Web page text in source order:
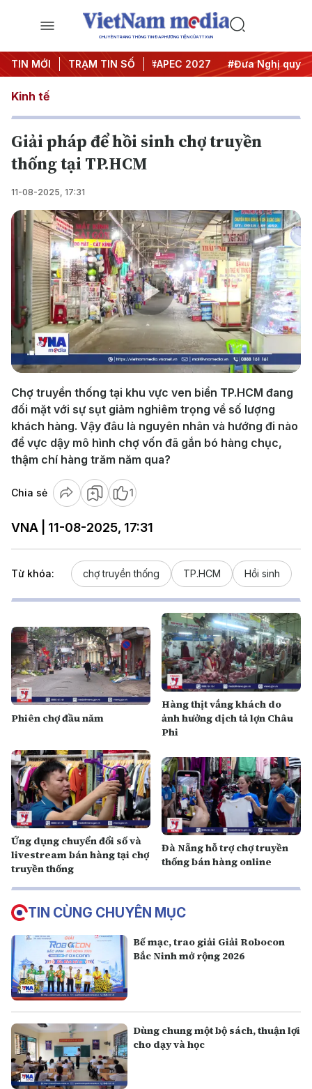
CHUYÊN TRANG THÔNG TIN ĐA PHƯƠNG TIỆN CỦA TTXVN
TIN MỚI TRẠM TIN SỐ
#Hội nghị Trung ương 3 #APEC 2027 #Đưa Nghị quyết
Kinh tế
Giải pháp để hồi sinh chợ truyền
thống tại TP.HCM
11-08-2025, 17:31
Play
Video
Chợ truyền thống tại khu vực ven biển TP.HCM đang
đối mặt với sự sụt giảm nghiêm trọng về số lượng
khách hàng. Vậy đâu là nguyên nhân và hướng đi nào
để vực dậy mô hình chợ vốn đã gắn bó hàng chục,
thậm chí hàng trăm năm qua?
Chia sẻ 1
VNA | 11-08-2025, 17:31
Từ khóa: chợ truyền thống TP.HCM Hồi sinh
Phiên chợ đầu năm
Hàng thịt vắng khách do
ảnh hưởng dịch tả lợn Châu
Phi
Ứng dụng chuyển đổi số và
livestream bán hàng tại chợ
truyền thống
Đà Nẵng hỗ trợ chợ truyền
thống bán hàng online
TIN CÙNG CHUYÊN MỤC
Bế mạc, trao giải Giải Robocon
Bắc Ninh mở rộng 2026
Dùng chung một bộ sách, thuận lợi
cho dạy và học